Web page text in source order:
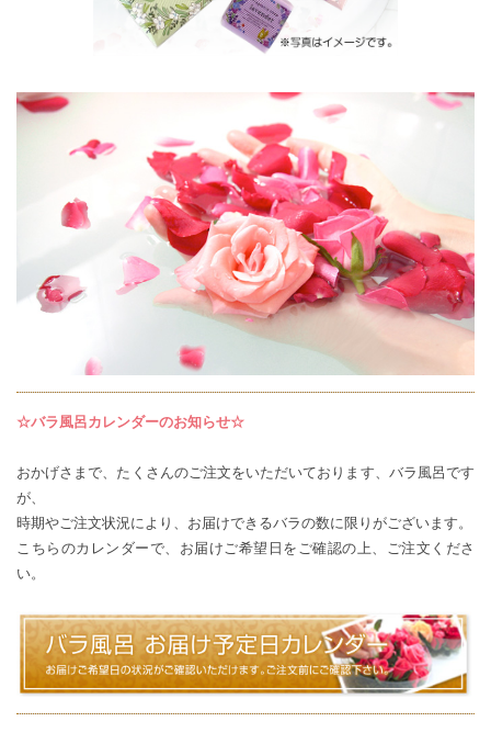
☆バラ風呂カレンダーのお知らせ☆
おかげさまで、たくさんのご注文をいただいております、バラ風呂です
が、
時期やご注文状況により、お届けできるバラの数に限りがございます。
こちらのカレンダーで、お届けご希望日をご確認の上、ご注文くださ
い。